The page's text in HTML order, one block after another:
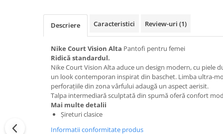
Descriere Caracteristici Review-uri (1)
Nike Court Vision Alta Pantofi pentru femei
Ridică standardul.
Nike Court Vision Alta aduce un design modern, cu piele
un look contemporan inspirat din baschet. Limba ultra-
perforațiile din zona vârfului adaugă un aspect aerisit.
Talpa intermediară sculptată din spumă oferă confort
Mai multe detalii
Șireturi clasice
Informatii conformitate produs